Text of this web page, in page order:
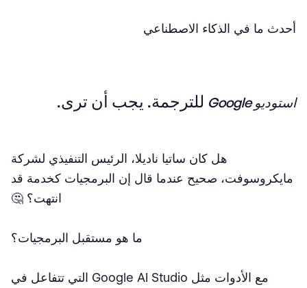
أحدث ما في الذكاء الاصطناعي
استوديو Google للترجمة. يجب أن ترى.
هل كان ساتيا ناديلا، الرئيس التنفيذي لشركة
مايكروسوفت، صحيح عندما قال إن البرمجيات كخدمة قد
انتهت؟ 🤔
ما هو مستقبل البرمجيات؟
مع الأدوات مثل Google AI Studio التي تتفاعل في